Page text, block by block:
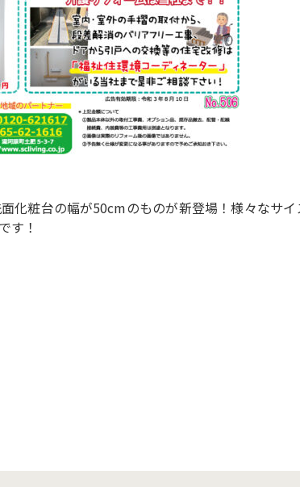
化粧台の幅が50cmのものが新登場！様々なサ
す！